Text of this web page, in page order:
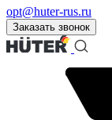
opt@huter-rus.ru
Заказать звонок